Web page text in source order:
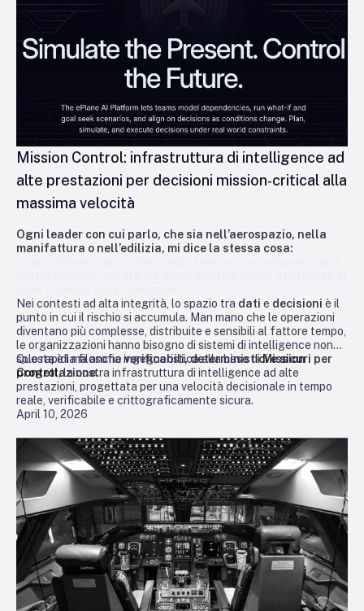
April 10, 2026
Mission Control: infrastruttura di intelligence ad
alte prestazioni per decisioni mission‑critical alla
massima velocità
Ogni leader con cui parlo, che sia nell’aerospazio, nella
manifattura o nell’edilizia, mi dice la stessa cosa:
Nei contesti ad alta integrità, lo spazio tra dati e decisioni è il
punto in cui il rischio si accumula. Man mano che le operazioni
diventano più complesse, distribuite e sensibili al fattore tempo,
le organizzazioni hanno bisogno di sistemi di intelligence non
solo rapidi ma ancheverificabili, deterministici e sicuri per
progettazione.
Questa è la filosofia ingegneristica alla base diMission
Control, la nostra infrastruttura di intelligence ad alte
prestazioni, progettata per una velocità decisionale in tempo
reale, verificabile e crittograficamente sicura.